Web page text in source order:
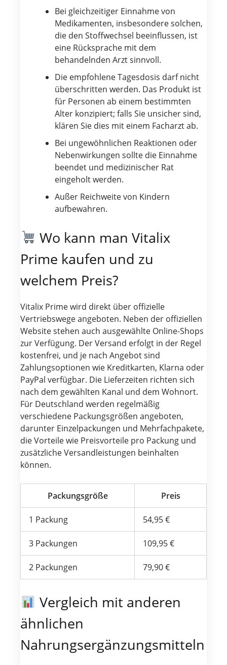
Bei gleichzeitiger Einnahme von
Medikamenten, insbesondere solchen,
die den Stoffwechsel beeinflussen, ist
eine Rücksprache mit dem
behandelnden Arzt sinnvoll.
Die empfohlene Tagesdosis darf nicht
überschritten werden. Das Produkt ist
für Personen ab einem bestimmten
Alter konzipiert; falls Sie unsicher sind,
klären Sie dies mit einem Facharzt ab.
Bei ungewöhnlichen Reaktionen oder
Nebenwirkungen sollte die Einnahme
beendet und medizinischer Rat
eingeholt werden.
Außer Reichweite von Kindern
aufbewahren.
Wo kann man Vitalix
Prime kaufen und zu
welchem Preis?
Vitalix Prime wird direkt über offizielle
Vertriebswege angeboten. Neben der offiziellen
Website stehen auch ausgewählte Online-Shops
zur Verfügung. Der Versand erfolgt in der Regel
kostenfrei, und je nach Angebot sind
Zahlungsoptionen wie Kreditkarten, Klarna oder
PayPal verfügbar. Die Lieferzeiten richten sich
nach dem gewählten Kanal und dem Wohnort.
Für Deutschland werden regelmäßig
verschiedene Packungsgrößen angeboten,
darunter Einzelpackungen und Mehrfachpakete,
die Vorteile wie Preisvorteile pro Packung und
zusätzliche Versandleistungen beinhalten
können.
Packungsgröße Preis
1 Packung 54,95 €
3 Packungen 109,95 €
2 Packungen 79,90 €
Vergleich mit anderen
ähnlichen
Nahrungsergänzungsmitteln